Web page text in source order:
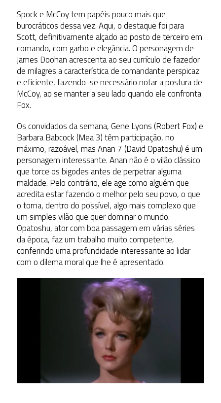
Spock e McCoy tem papéis pouco mais que
burocráticos dessa vez. Aqui, o destaque foi para
Scott, definitivamente alçado ao posto de terceiro em
comando, com garbo e elegância. O personagem de
James Doohan acrescenta ao seu currículo de fazedor
de milagres a característica de comandante perspicaz
e eficiente, fazendo-se necessário notar a postura de
McCoy, ao se manter a seu lado quando ele confronta
Fox.
Os convidados da semana, Gene Lyons (Robert Fox) e
Barbara Babcock (Mea 3) têm participação, no
máximo, razoável, mas Anan 7 (David Opatoshu) é um
personagem interessante. Anan não é o vilão clássico
que torce os bigodes antes de perpetrar alguma
maldade. Pelo contrário, ele age como alguém que
acredita estar fazendo o melhor pelo seu povo, o que
o torna, dentro do possível, algo mais complexo que
um simples vilão que quer dominar o mundo.
Opatoshu, ator com boa passagem em várias séries
da época, faz um trabalho muito competente,
conferindo uma profundidade interessante ao lidar
com o dilema moral que lhe é apresentado.